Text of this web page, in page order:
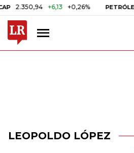
+6,13 +0,26% PETRÓLEO WTI
LEOPOLDO LÓPEZ